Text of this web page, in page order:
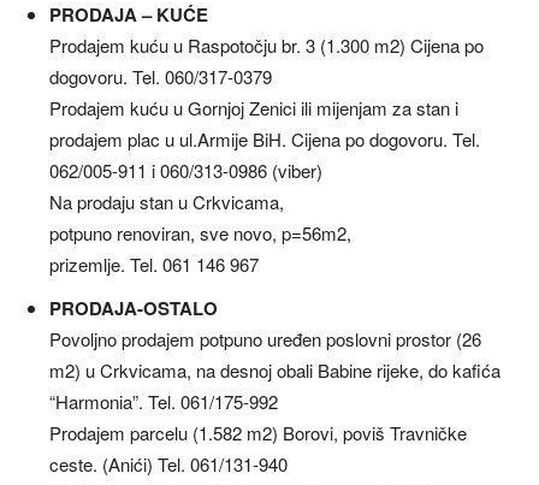
PRODAJA – KUĆE
Prodajem kuću u Raspotočju br. 3 (1.300 m2) Cijena po
dogovoru. Tel. 060/317-0379
Prodajem kuću u Gornjoj Zenici ili mijenjam za stan i
prodajem plac u ul.Armije BiH. Cijena po dogovoru. Tel.
062/005-911 i 060/313-0986 (viber)
Na prodaju stan u Crkvicama,
potpuno renoviran, sve novo, p=56m2,
prizemlje. Tel. 061 146 967
PRODAJA-OSTALO
Povoljno prodajem potpuno uređen poslovni prostor (26
m2) u Crkvicama, na desnoj obali Babine rijeke, do kafića
“Harmonia”. Tel. 061/175-992
Prodajem parcelu (1.582 m2) Borovi, poviš Travničke
ceste. (Anići) Tel. 061/131-940